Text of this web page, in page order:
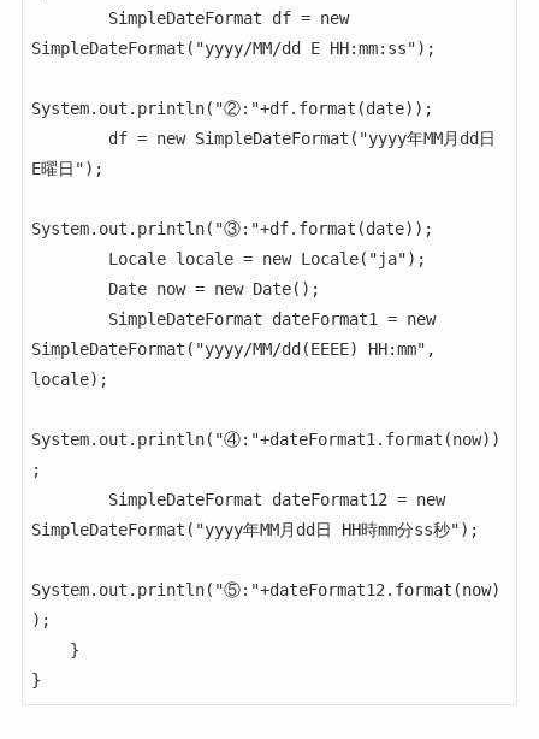
SimpleDateFormat("yyyy/MM/dd E HH:mm:ss");
System.out.println("②:"+df.format(date));
E曜日");
System.out.println("③:"+df.format(date));
SimpleDateFormat("yyyy/MM/dd(EEEE) HH:mm",
locale);
System.out.println("④:"+dateFormat1.format(now))
;
SimpleDateFormat("yyyy年MM月dd日 HH時mm分ss秒");
System.out.println("⑤:"+dateFormat12.format(now)
);
}